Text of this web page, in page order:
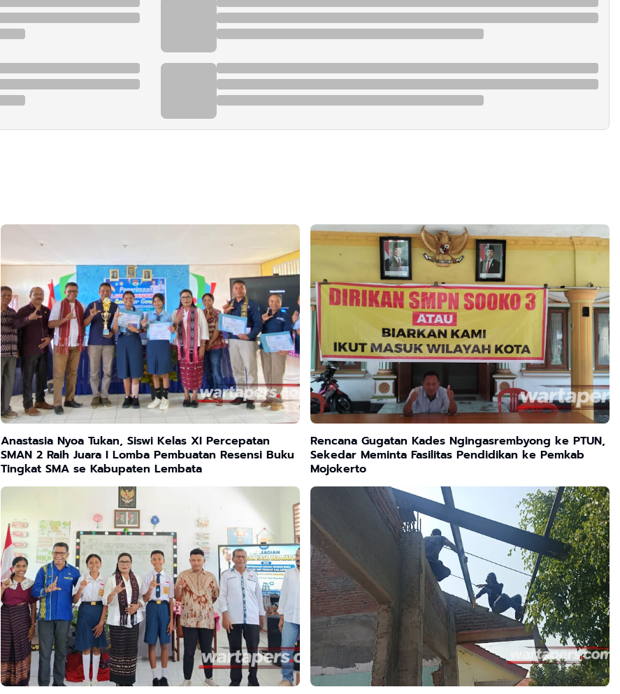
Anastasia Nyoa Tukan, Siswi Kelas XI Percepatan
SMAN 2 Raih Juara I Lomba Pembuatan Resensi Buku
Tingkat SMA se Kabupaten Lembata
Rencana Gugatan Kades Ngingasrembyong ke PTUN,
Sekedar Meminta Fasilitas Pendidikan ke Pemkab
Mojokerto